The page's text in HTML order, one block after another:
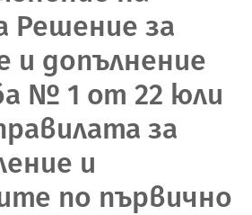
Решение за
и допълнение
№ 1 от 22 юли
за
и
по първично